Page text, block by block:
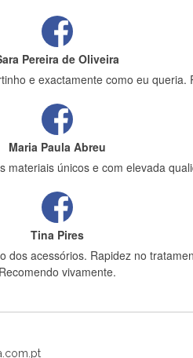
Pereira de Oliveira
e exactamente como eu queria.
Maria Paula Abreu
materiais únicos e com elevada
Tina Pires
acessórios. Rapidez no
Recomendo vivamente.
Maria Bernardino Mestre